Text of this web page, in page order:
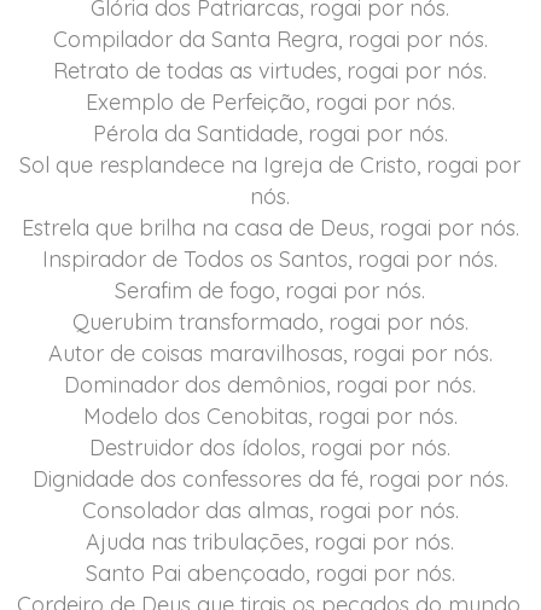
Glória dos Patriarcas, rogai por nós.
Compilador da Santa Regra, rogai por nós.
Retrato de todas as virtudes, rogai por nós.
Exemplo de Perfeição, rogai por nós.
Pérola da Santidade, rogai por nós.
Sol que resplandece na Igreja de Cristo, rogai por
nós.
Estrela que brilha na casa de Deus, rogai por nós.
Inspirador de Todos os Santos, rogai por nós.
Serafim de fogo, rogai por nós.
Querubim transformado, rogai por nós.
Autor de coisas maravilhosas, rogai por nós.
Dominador dos demônios, rogai por nós.
Modelo dos Cenobitas, rogai por nós.
Destruidor dos ídolos, rogai por nós.
Dignidade dos confessores da fé, rogai por nós.
Consolador das almas, rogai por nós.
Ajuda nas tribulações, rogai por nós.
Santo Pai abençoado, rogai por nós.